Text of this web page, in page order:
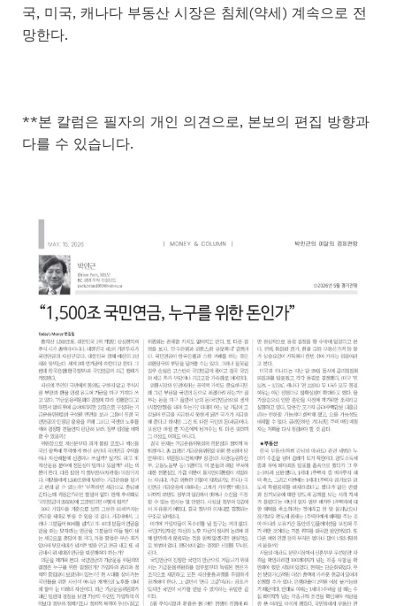
국, 미국, 캐나다 부동산 시장은 침체(약세) 계속으로 전
망한다.
**본 칼럼은 필자의 개인 의견으로, 본보의 편집 방향과
다를 수 있습니다.